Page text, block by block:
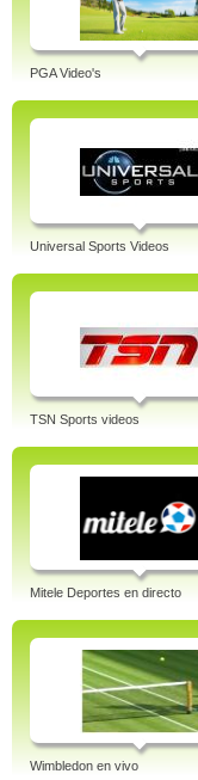
PGA Video's
Universal Sports Videos
TSN Sports videos
Mitele Deportes en directo
Wimbledon en vivo